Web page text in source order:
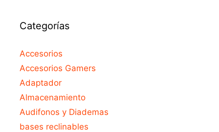
Categorías
Accesorios
Accesorios Gamers
Adaptador
Almacenamiento
Audifonos y Diademas
bases reclinables